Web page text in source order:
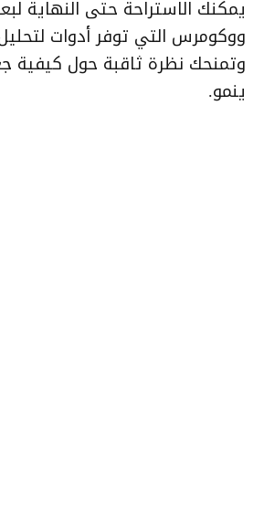
يمكنك الاستراحة حتى النهاية
ووكومرس التي توفر أدوات
وتمنحك نظرة ثاقبة حول كيفية
ينمو.